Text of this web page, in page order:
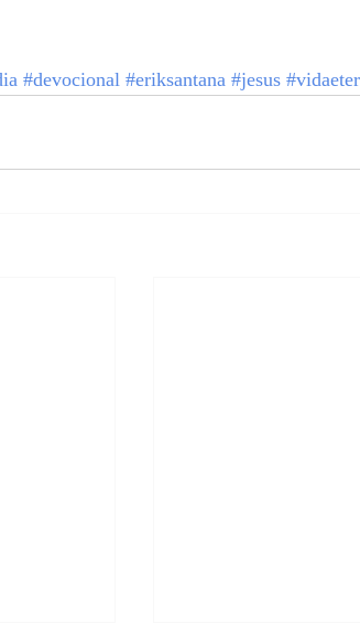
#devocional #eriksantana #jesus